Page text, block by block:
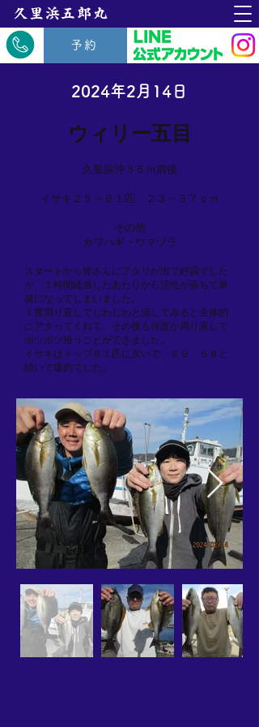
​久里浜五郎丸
予約
2024年2月14日
ウィリー五目
久里浜沖３５ｍ前後
イサキ２５～６１匹 ２３～３７ｃｍ
その他
カワハギ・ウマヅラ
スタートから皆さんにアタリが出て好調でした
が、１時間経過したあたりから活性が落ちて単
発になってしまいました。
１度周り直してじわじわと流してみると全体的
にアタってくれて、その後も何度か周り直して
ポツポツ拾うことができました。
イサキはトップ６１匹に次いで、５９、５８と
続いて爆釣でした。